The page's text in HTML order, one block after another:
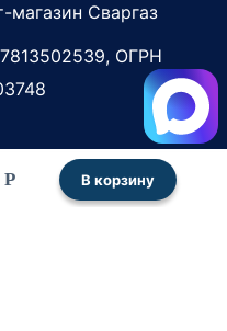
Р В корзину
Сваргаз
ОГРН